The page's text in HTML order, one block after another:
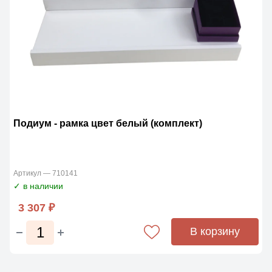
Подиум - рамка цвет белый (комплект)
Артикул — 710141
✓ в наличии
3 307 ₽
В корзину